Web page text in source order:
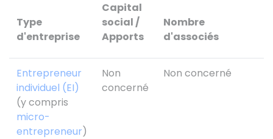
Type
d'entreprise
Capital
social /
Apports
Nombre
d'associés
Entrepreneur
individuel (EI)
(y compris
micro-
entrepreneur)
Non
concerné
Non concerné